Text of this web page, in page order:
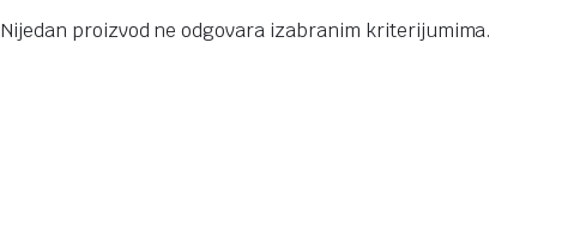
Nijedan proizvod ne odgovara izabranim kriterijumima.